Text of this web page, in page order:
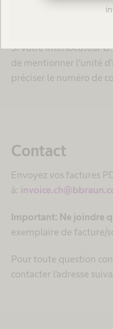
Si votre interlocuteur
de mentionner l’unité
préciser le numéro de
Contact
Envoyez vos factures
à:
Important: Ne joindre
exemplaire de facture/
Pour toute question
contacter l'adresse